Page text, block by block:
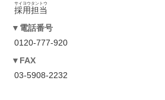
採用担当
サイヨウタントウ
電話番号
0120-777-920
FAX
03-5908-2232